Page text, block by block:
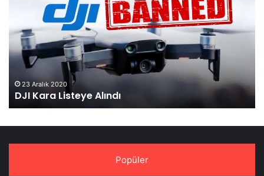
Resmi
Olarak
Tanıtıldı!
Mavic 3, Resmi Olarak Tanıtıldı!
Popüler